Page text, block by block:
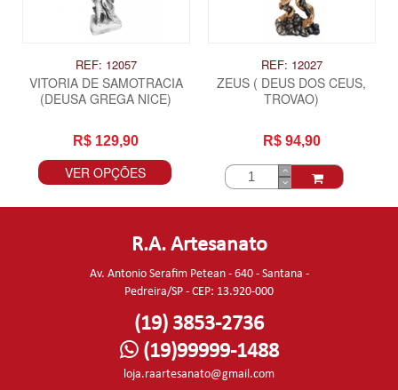
REF: 12057
VITORIA DE SAMOTRACIA
(DEUSA GREGA NICE)
R$ 129,90
VER OPÇÕES
REF: 12027
ZEUS ( DEUS DOS CEUS,
TROVAO)
R$ 94,90
R.A. Artesanato
Av. Antonio Serafim Petean - 640 - Santana -
Pedreira/SP - CEP: 13.920-000
(19) 3853-2736
(19)99999-1488
loja.raartesanato@gmail.com